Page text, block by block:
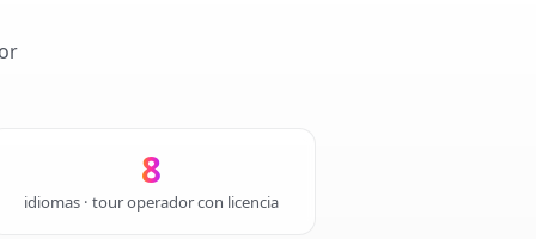
8
idiomas · tour operador con licencia